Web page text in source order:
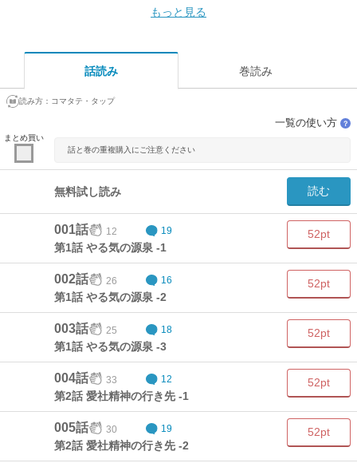
もっと見る
話読み 巻読み
読み方： コマタテ・タップ
まとめ買い
一覧の使い方 ？
話と巻の重複購入にご注意ください
無料試し読み 読む
001話 12 19
第1話 やる気の源泉 -1
52pt
002話 26 16
第1話 やる気の源泉 -2
52pt
003話 25 18
第1話 やる気の源泉 -3
52pt
004話 33 12
第2話 愛社精神の行き先 -1
52pt
005話 30 19
第2話 愛社精神の行き先 -2
52pt